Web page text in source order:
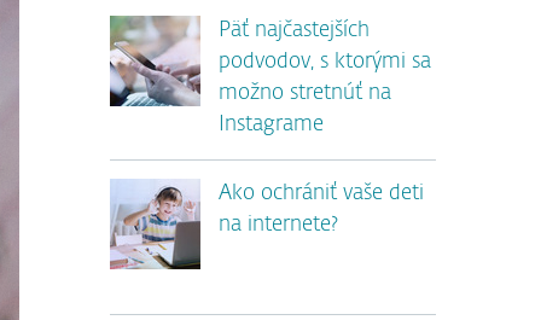
Päť najčastejších
podvodov, s ktorými sa
možno stretnúť na
Instagrame
Ako ochrániť vaše deti
na internete?